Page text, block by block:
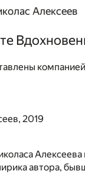
Алексеев
2019
автора,